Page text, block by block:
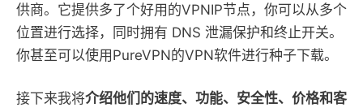
供商。它提供多了个好用的VPNIP节点，你可以从多个
位置进行选择，同时拥有 DNS 泄漏保护和终止开关。
你甚至可以使用PureVPN的VPN软件进行种子下载。
接下来我将介绍他们的速度、功能、安全性、价格和客